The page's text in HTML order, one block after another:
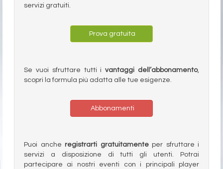
servizi gratuiti.
Prova gratuita
Se vuoi sfruttare tutti ivantaggi dell’abbonamento,
scopri la formula più adatta alle tue esigenze.
Abbonamenti
Puoi anche registrarti gratuitamenteper sfruttare i
servizi a disposizione di tutti gli utenti. Potrai
partecipare ai nostri eventi con i principali player